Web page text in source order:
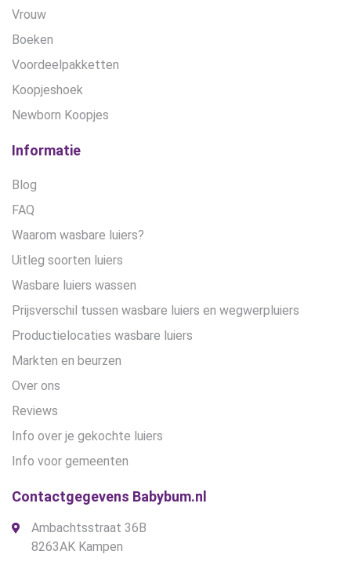
Vrouw
Boeken
Voordeelpakketten
Koopjeshoek
Newborn Koopjes
Informatie
Blog
FAQ
Waarom wasbare luiers?
Uitleg soorten luiers
Wasbare luiers wassen
Prijsverschil tussen wasbare luiers en wegwerpluiers
Productielocaties wasbare luiers
Markten en beurzen
Over ons
Reviews
Info over je gekochte luiers
Info voor gemeenten
Contactgegevens Babybum.nl
Ambachtsstraat 36B
8263AK Kampen